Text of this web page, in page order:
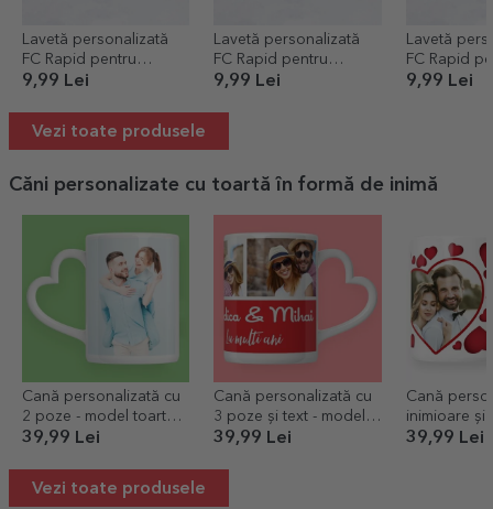
Lavetă personalizată
FC Rapid pentru
curățare
9,99 Lei
Lavetă personalizată
FC Rapid pentru
curățare
9,99 Lei
Lavetă
FC Rapid
curățare
9,99 Lei
Vezi toate produsele
Căni personalizate cu toartă în formă de inimă
Cană personalizată cu
2 poze - model toartă
în formă de inimă
39,99 Lei
Cană personalizată cu
3 poze și text - model
toartă în formă de
39,99 Lei
Cană
inimioare și
model
39,99 Lei
Vezi toate produsele